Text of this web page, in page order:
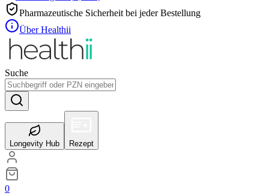
Pharmazeutische Sicherheit bei jeder Bestellung
Über Healthii
Suche
Longevity Hub Rezept
0